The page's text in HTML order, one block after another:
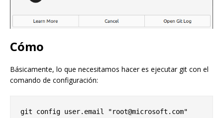
Cómo
Básicamente, lo que necesitamos hacer es ejecutar git con el
comando de configuración:
git config user.email "root@microsoft.com"